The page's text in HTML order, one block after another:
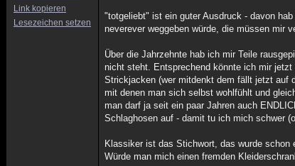
Link kopieren
Lesezeichen setzen
"totgeliebt" ist ein guter Ausdruck - davon
neverever weggeben würde, die müssen mir
Über die Jahrzehnte hab ich mir Teile
nicht steht. Entsprechend könnte ich mir
Strickjacken (wer mitdenkt dem fällt jetzt auf
mit denen man sich selbst wohlfühlt und
man darf ja seit ein paar Jahren auch
Schlaghosen auf - damit tu ich mich schwer
Klassiker ist das Stichwort, das wurde schon
Würde man mich einen fremden